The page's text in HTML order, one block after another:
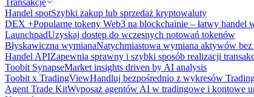
Transakcje
Handel spotSzybki zakup lub sprzedaż kryptowaluty
DEX +Popularne tokeny Web3 na blockchainie – łatwy handel
LaunchpadUzyskaj dostęp do wczesnych notowań tokenów
Błyskawiczna wymianaNatychmiastowa wymiana aktywów bez
Handel APIZapewnia sprawny i szybki sposób realizacji
Toobit SynapseMarket insights driven by AI analysis
Toobit x TradingViewHandluj bezpośrednio z wykresów
Agent Trade KitWyposaż agentów AI w tradingowe i kontowe